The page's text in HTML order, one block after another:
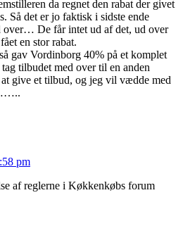
da regnet den rabat der givet
Så det er jo faktisk i sidste ende
over… De får intet ud af det, ud over
en stor rabat.
gav Vordinborg 40% på et komplet
tilbudet med over til en anden
give et tilbud, og jeg vil vædde med
pm
af reglerne i Køkkenkøbs forum